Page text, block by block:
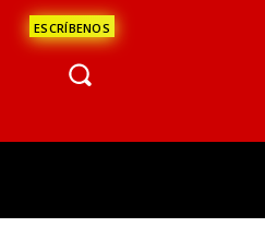
ESCRÍBENOS
GUADALAJARA 1510 AM | LA